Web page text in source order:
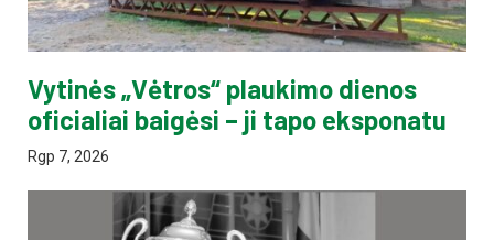
Vytinės „Vėtros“ plaukimo dienos
oficialiai baigėsi – ji tapo eksponatu
Rgp 7, 2026